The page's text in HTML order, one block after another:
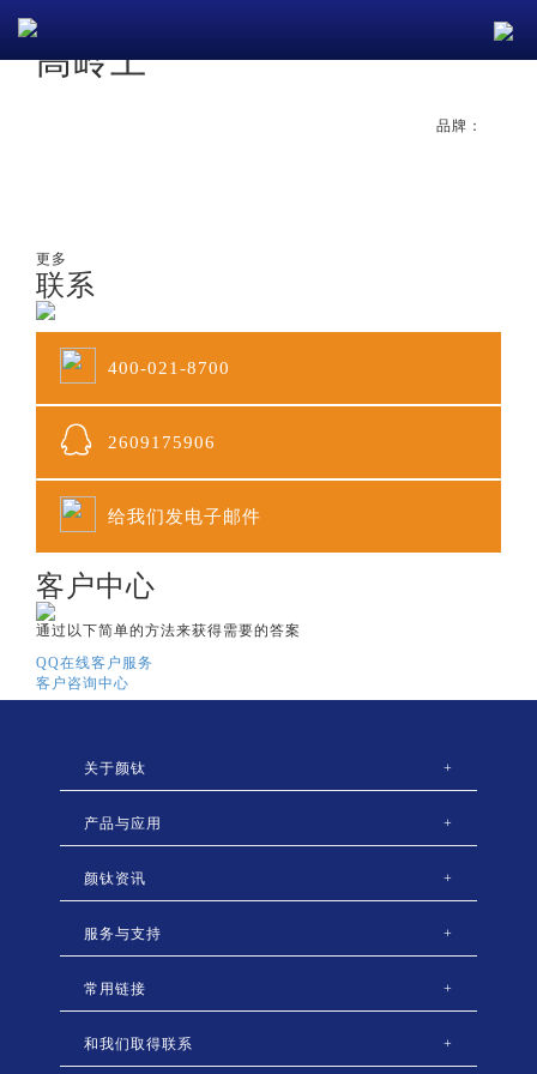
首页
高岭土
品牌：
更多
联系
400-021-8700
2609175906
给我们发电子邮件
客户中心
通过以下简单的方法来获得需要的答案
QQ在线客户服务
客户咨询中心
关于颜钛 +
产品与应用 +
颜钛资讯 +
服务与支持 +
常用链接 +
和我们取得联系 +